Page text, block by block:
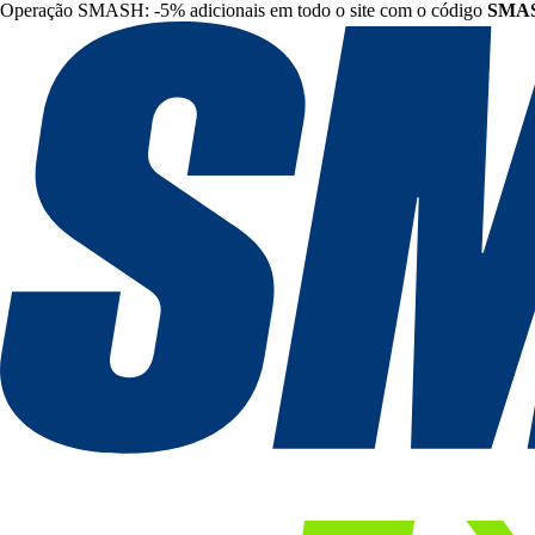
Operação SMASH: -5% adicionais em todo o site com o código